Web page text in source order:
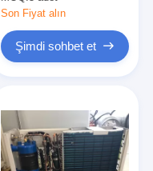
Son Fiyat alın
Şimdi sohbet et